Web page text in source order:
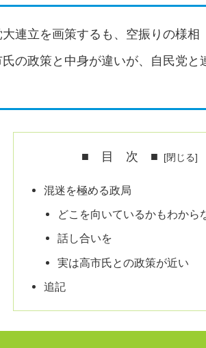
連立を画策するも、空振りの様相
氏の政策と中身が違いが、自民党と
■ 目 次 ■
混迷を極める政局
どこを向いているかもわから
話し合いを
実は高市氏との政策が近い
追記